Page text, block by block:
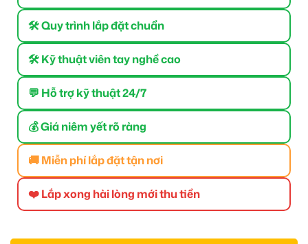
🛠 Quy trình lắp đặt chuẩn
🛠 Kỹ thuật viên tay nghề cao
💬 Hỗ trợ kỹ thuật 24/7
💰 Giá niêm yết rõ ràng
🚚 Miễn phí lắp đặt tận nơi
❤️ Lắp xong hài lòng mới thu tiền